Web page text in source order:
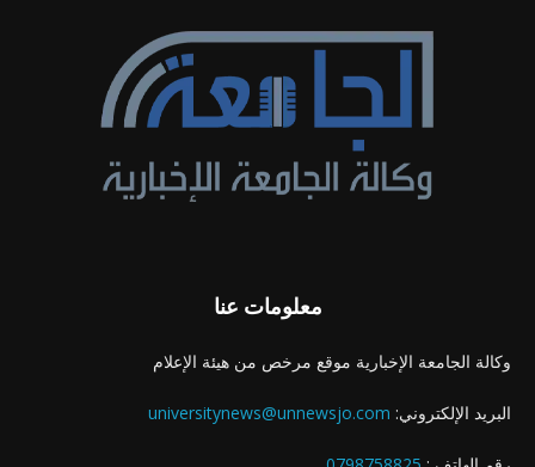
معلومات عنا
وكالة الجامعة الإخبارية موقع مرخص من هيئة الإعلام
البريد الإلكتروني: universitynews@unnewsjo.com